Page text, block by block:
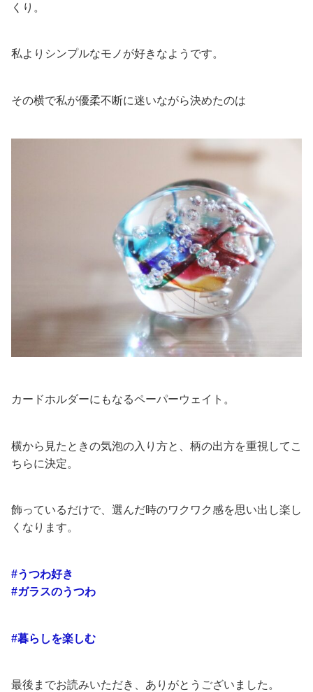
くり。
私よりシンプルなモノが好きなようです。
その横で私が優柔不断に迷いながら決めたのは
カードホルダーにもなるペーパーウェイト。
横から見たときの気泡の入り方と、柄の出方を重視してこ
ちらに決定。
飾っているだけで、選んだ時のワクワク感を思い出し楽し
くなります。
#うつわ好き
#ガラスのうつわ
#暮らしを楽しむ
最後までお読みいただき、ありがとうございました。